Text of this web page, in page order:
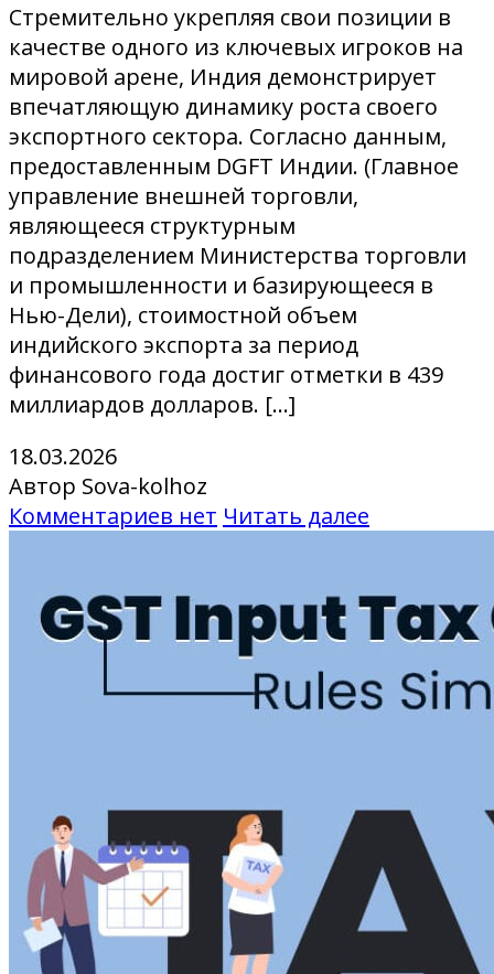
Стремительно укрепляя свои позиции в
качестве одного из ключевых игроков на
мировой арене, Индия демонстрирует
впечатляющую динамику роста своего
экспортного сектора. Согласно данным,
предоставленным DGFT Индии. (Главное
управление внешней торговли,
являющееся структурным
подразделением Министерства торговли
и промышленности и базирующееся в
Нью-Дели), стоимостной объем
индийского экспорта за период
финансового года достиг отметки в 439
миллиардов долларов. […]
18.03.2026
Автор Sova-kolhoz
Комментариев нет Читать далее